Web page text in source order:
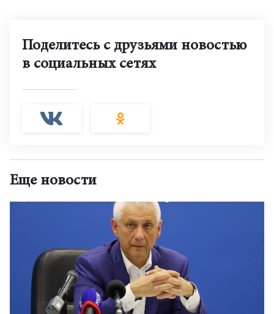
Поделитесь с друзьями новостью
в социальных сетях
Еще новости